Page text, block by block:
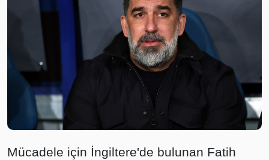
Mücadele için İngiltere'de bulunan Fatih